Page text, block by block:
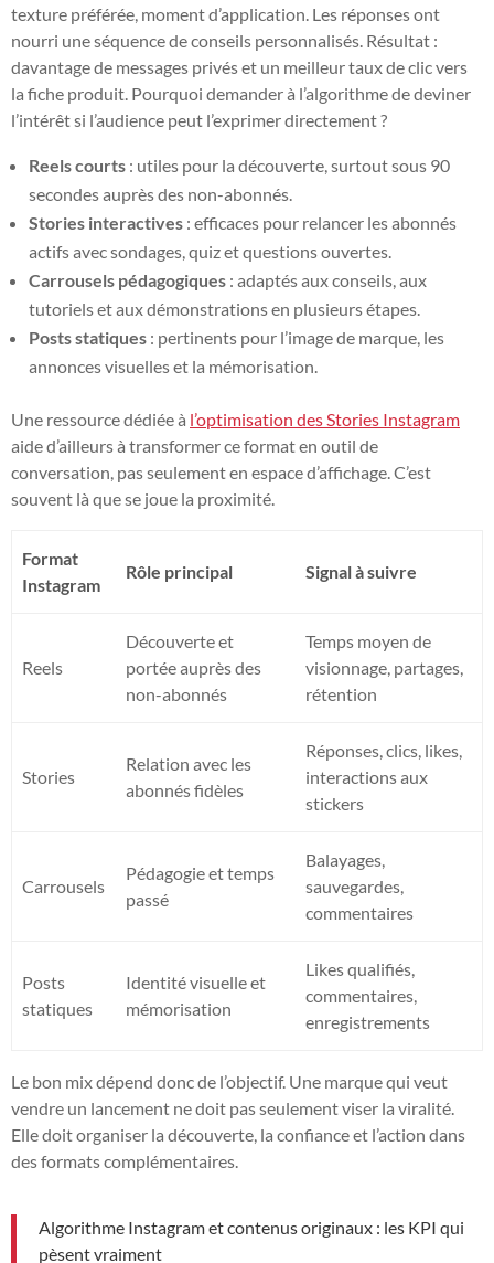
texture préférée, moment d’application. Les réponses ont
nourri une séquence de conseils personnalisés. Résultat :
davantage de messages privés et un meilleur taux de clic vers
la fiche produit. Pourquoi demander à l’algorithme de deviner
l’intérêt si l’audience peut l’exprimer directement ?
Reels courts : utiles pour la découverte, surtout sous 90
secondes auprès des non-abonnés.
Stories interactives : efficaces pour relancer les abonnés
actifs avec sondages, quiz et questions ouvertes.
Carrousels pédagogiques : adaptés aux conseils, aux
tutoriels et aux démonstrations en plusieurs étapes.
Posts statiques : pertinents pour l’image de marque, les
annonces visuelles et la mémorisation.
Une ressource dédiée à l’optimisation des Stories Instagram
aide d’ailleurs à transformer ce format en outil de
conversation, pas seulement en espace d’affichage. C’est
souvent là que se joue la proximité.
Format
Instagram
Rôle principal Signal à suivre
Reels
Découverte et
portée auprès des
non-abonnés
Temps moyen de
visionnage, partages,
rétention
Stories
Relation avec les
abonnés fidèles
Réponses, clics, likes,
interactions aux
stickers
Carrousels
Pédagogie et temps
passé
Balayages,
sauvegardes,
commentaires
Posts
statiques
Identité visuelle et
mémorisation
Likes qualifiés,
commentaires,
enregistrements
Le bon mix dépend donc de l’objectif. Une marque qui veut
vendre un lancement ne doit pas seulement viser la viralité.
Elle doit organiser la découverte, la confiance et l’action dans
des formats complémentaires.
Algorithme Instagram et contenus originaux : les KPI qui
pèsent vraiment